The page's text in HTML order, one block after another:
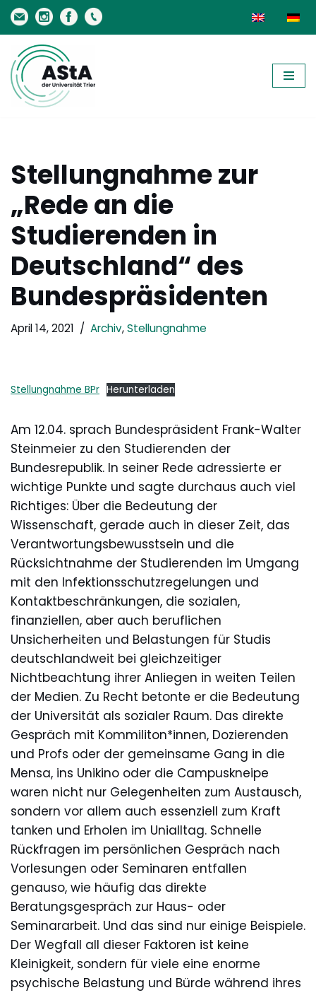
Skip
to
content
Stellungnahme zur
„Rede an die
Studierenden in
Deutschland“ des
Bundespräsidenten
April 14, 2021 Archiv,Stellungnahme
Stellungnahme BPr Herunterladen
Am 12.04. sprach Bundespräsident Frank-Walter
Steinmeier zu den Studierenden der
Bundesrepublik. In seiner Rede adressierte er
wichtige Punkte und sagte durchaus auch viel
Richtiges: Über die Bedeutung der
Wissenschaft, gerade auch in dieser Zeit, das
Verantwortungsbewusstsein und die
Rücksichtnahme der Studierenden im Umgang
mit den Infektionsschutzregelungen und
Kontaktbeschränkungen, die sozialen,
finanziellen, aber auch beruflichen
Unsicherheiten und Belastungen für Studis
deutschlandweit bei gleichzeitiger
Nichtbeachtung ihrer Anliegen in weiten Teilen
der Medien. Zu Recht betonte er die Bedeutung
der Universität als sozialer Raum. Das direkte
Gespräch mit Kommiliton*innen, Dozierenden
und Profs oder der gemeinsame Gang in die
Mensa, ins Unikino oder die Campuskneipe
waren nicht nur Gelegenheiten zum Austausch,
sondern vor allem auch essenziell zum Kraft
tanken und Erholen im Unialltag. Schnelle
Rückfragen im persönlichen Gespräch nach
Vorlesungen oder Seminaren entfallen
genauso, wie häufig das direkte
Beratungsgespräch zur Haus- oder
Seminararbeit. Und das sind nur einige Beispiele.
Der Wegfall all dieser Faktoren ist keine
Kleinigkeit, sondern für viele eine enorme
psychische Belastung und Bürde während ihres